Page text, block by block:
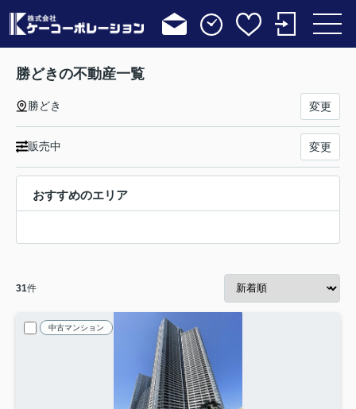
勝どきの不動産一覧
勝どき 変更
販売中 変更
おすすめのエリア
31件
中古マンション